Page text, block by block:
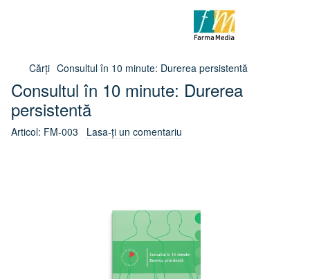
Cărți Consultul în 10 minute: Durerea persistentă
Consultul în 10 minute: Durerea
persistentă
Articol: FM-003 Lasa-ți un comentariu